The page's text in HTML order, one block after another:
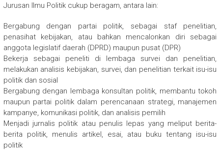
Jurusan Ilmu Politik cukup beragam, antara lain:
Bergabung dengan partai politik, sebagai staf penelitian,
penasihat kebijakan, atau bahkan mencalonkan diri sebagai
anggota legislatif daerah (DPRD) maupun pusat (DPR)
Bekerja sebagai peneliti di lembaga survei dan penelitian,
melakukan analisis kebijakan, survei, dan penelitian terkait isu-isu
politik dan sosial
Bergabung dengan lembaga konsultan politik, membantu tokoh
maupun partai politik dalam perencanaan strategi, manajemen
kampanye, komunikasi politik, dan analisis pemilih
Menjadi jurnalis politik atau penulis lepas yang meliput berita-
berita politik, menulis artikel, esai, atau buku tentang isu-isu
politik